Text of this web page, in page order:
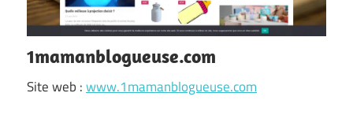
1mamanblogueuse.com
Site web :www.1mamanblogueuse.com